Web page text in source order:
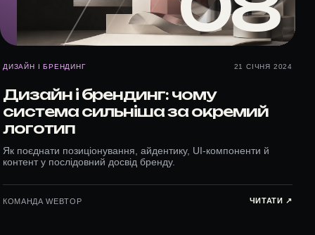
ДИЗАЙН І БРЕНДИНГ 21 СІЧНЯ 2024
Дизайн і брендинг: чому
система сильніша за окремий
логотип
Як поєднати позиціонування, айдентику, UI-компоненти й
контент у послідовний досвід бренду.
КОМАНДА WEBTOP ЧИТАТИ ↗︎